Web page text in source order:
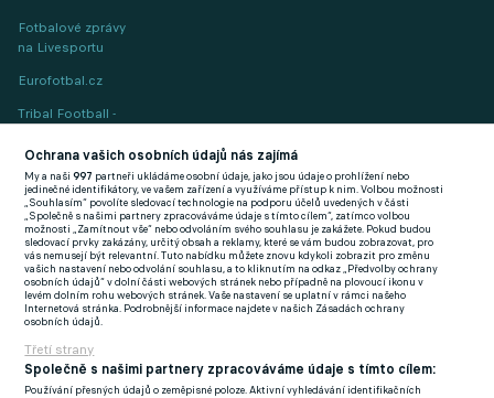
Fotbalové zprávy
na Livesportu
Eurofotbal.cz
Tribal Football -
(EN)
FlashFutbal (SK)
Tenisportal.cz
Tenisové zprávy
na Livesportu
Podmínky užití GDPR a žurnalistika
Ochrana vašich osobních údajů nás zajímá
My a naši997 partneři ukládáme osobní údaje, jako jsou údaje o prohlížení nebo
jedinečné identifikátory, ve vašem zařízení a využíváme přístup k nim. Volbou možnosti
„Souhlasím“ povolíte sledovací technologie na podporu účelů uvedených v části
„Společně s našimi partnery zpracováváme údaje s tímto cílem“, zatímco volbou
možnosti „Zamítnout vše“ nebo odvoláním svého souhlasu je zakážete. Pokud budou
sledovací prvky zakázány, určitý obsah a reklamy, které se vám budou zobrazovat, pro
vás nemusejí být relevantní. Tuto nabídku můžete znovu kdykoli zobrazit pro změnu
vašich nastavení nebo odvolání souhlasu, a to kliknutím na odkaz „Předvolby ochrany
osobních údajů“ v dolní části webových stránek nebo případně na plovoucí ikonu v
levém dolním rohu webových stránek. Vaše nastavení se uplatní v rámci našeho
Internetová stránka. Podrobnější informace najdete v našich Zásadách ochrany
osobních údajů.
Třetí strany
Společně s našimi partnery zpracováváme údaje s tímto cílem:
Používání přesných údajů o zeměpisné poloze. Aktivní vyhledávání identifikačních